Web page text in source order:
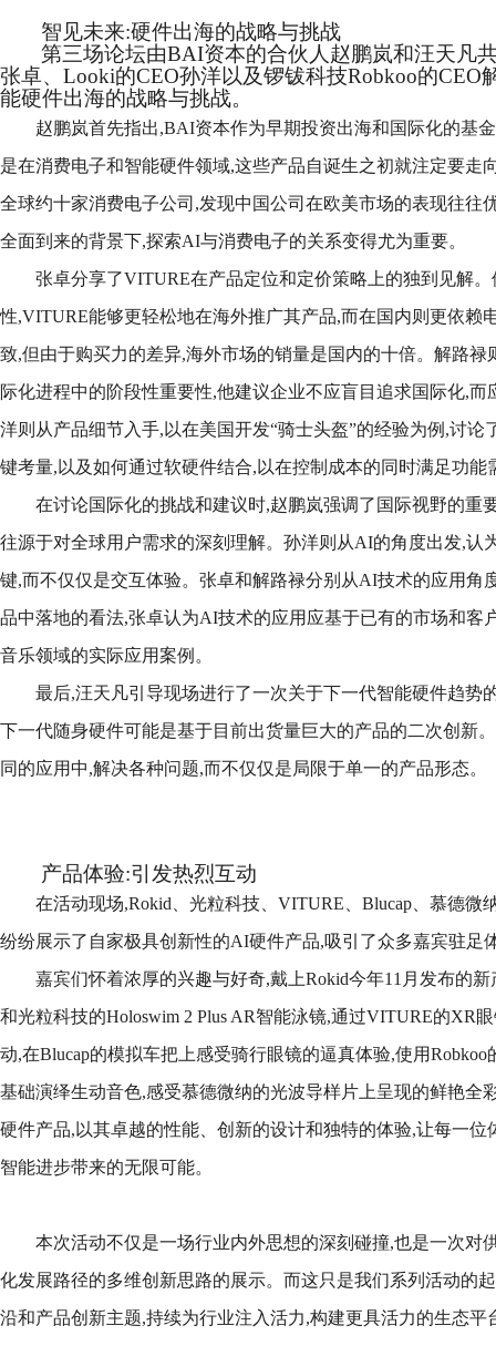
智见未来:硬件出海的战略与挑战
第三场论坛由BAI资本的合伙人赵鹏岚和汪天凡
张卓、Looki的CEO孙洋以及锣钹科技Robkoo的CEO
能硬件出海的战略与挑战。
赵鹏岚首先指出,BAI资本作为早期投资出海和国际化的基
是在消费电子和智能硬件领域,这些产品自诞生之初就注定要走
全球约十家消费电子公司,发现中国公司在欧美市场的表现往往
全面到来的背景下,探索AI与消费电子的关系变得尤为重要。
张卓分享了VITURE在产品定位和定价策略上的独到见解
性,VITURE能够更轻松地在海外推广其产品,而在国内则更依赖
致,但由于购买力的差异,海外市场的销量是国内的十倍。解路禄
际化进程中的阶段性重要性,他建议企业不应盲目追求国际化,
洋则从产品细节入手,以在美国开发“骑士头盔”的经验为例,讨论
键考量,以及如何通过软硬件结合,以在控制成本的同时满足功能
在讨论国际化的挑战和建议时,赵鹏岚强调了国际视野的重
往源于对全球用户需求的深刻理解。孙洋则从AI的角度出发,认
键,而不仅仅是交互体验。张卓和解路禄分别从AI技术的应用角
品中落地的看法,张卓认为AI技术的应用应基于已有的市场和客
音乐领域的实际应用案例。
最后,汪天凡引导现场进行了一次关于下一代智能硬件趋势
下一代随身硬件可能是基于目前出货量巨大的产品的二次创新
同的应用中,解决各种问题,而不仅仅是局限于单一的产品形态。
产品体验:引发热烈互动
在活动现场,Rokid、光粒科技、VITURE、Blucap、慕德微
纷纷展示了自家极具创新性的AI硬件产品,吸引了众多嘉宾驻足
嘉宾们怀着浓厚的兴趣与好奇,戴上Rokid今年11月发布的新
和光粒科技的Holoswim 2 Plus AR智能泳镜,通过VITURE的XR
动,在Blucap的模拟车把上感受骑行眼镜的逼真体验,使用
基础演绎生动音色,感受慕德微纳的光波导样片上呈现的鲜艳
硬件产品,以其卓越的性能、创新的设计和独特的体验,让每一位
智能进步带来的无限可能。
本次活动不仅是一场行业内外思想的深刻碰撞,也是一次对
化发展路径的多维创新思路的展示。而这只是我们系列活动的
沿和产品创新主题,持续为行业注入活力,构建更具活力的生态平